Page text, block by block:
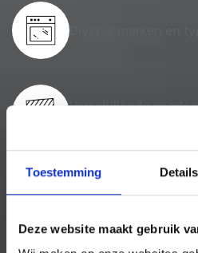
Toestemming Details
Deze website maakt gebruik
Diverse merken en
Verschillende